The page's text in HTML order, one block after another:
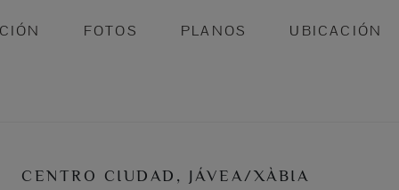
FOTOS PLANOS UBICACIÓN
CENTRO CIUDAD, JÁVEA/XÀBIA